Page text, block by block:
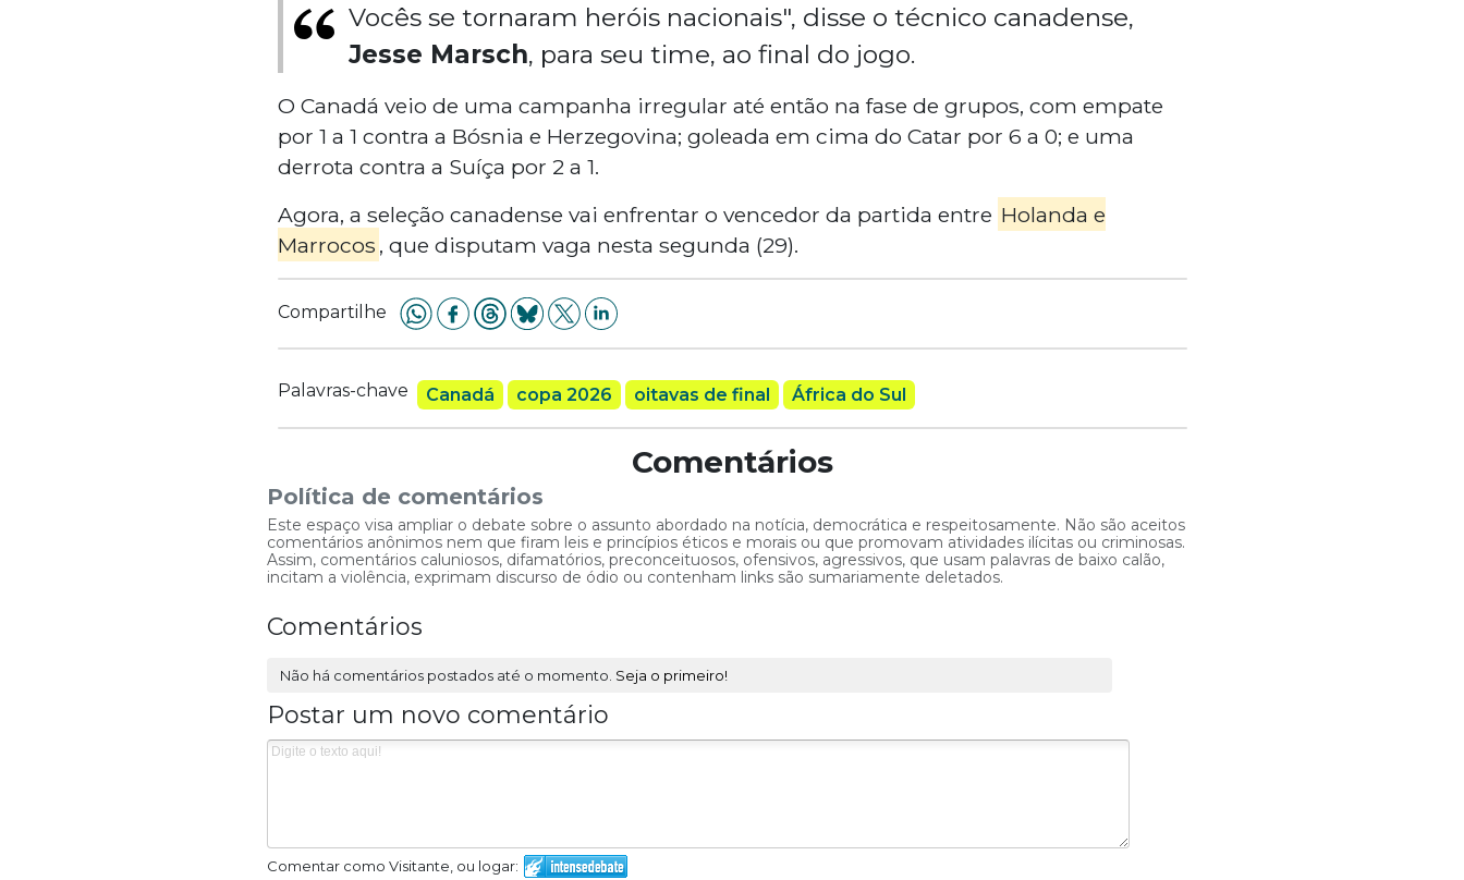
Vocês se tornaram heróis nacionais", disse o técnico canadense,
Jesse Marsch, para seu time, ao final do jogo.
O Canadá veio de uma campanha irregular até então na fase de grupos, com empate
por 1 a 1 contra a Bósnia e Herzegovina; goleada em cima do Catar por 6 a 0; e uma
derrota contra a Suíça por 2 a 1.
Agora, a seleção canadense vai enfrentar o vencedor da partida entre Holanda e
Marrocos , que disputam vaga nesta segunda (29).
Compartilhe
Palavras-chave Canadá copa 2026 oitavas de final África do Sul
Comentários
Política de comentários
Este espaço visa ampliar o debate sobre o assunto abordado na notícia, democrática e respeitosamente. Não são aceitos
comentários anônimos nem que firam leis e princípios éticos e morais ou que promovam atividades ilícitas ou criminosas.
Assim, comentários caluniosos, difamatórios, preconceituosos, ofensivos, agressivos, que usam palavras de baixo calão,
incitam a violência, exprimam discurso de ódio ou contenham links são sumariamente deletados.
Comentários
Não há comentários postados até o momento. Seja o primeiro!
Postar um novo comentário
Comentar como Visitante, ou logar: